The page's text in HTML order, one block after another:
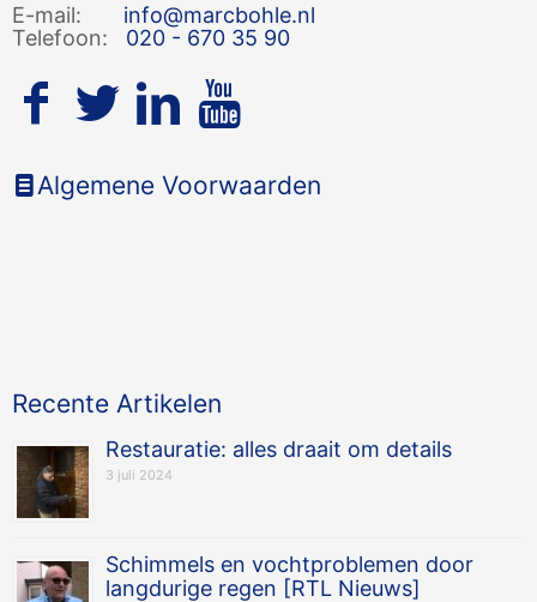
E-mail: info@marcbohle.nl
Telefoon: 020 - 670 35 90
Algemene Voorwaarden
Recente Artikelen
Restauratie: alles draait om details
3 juli 2024
Schimmels en vochtproblemen door
langdurige regen [RTL Nieuws]